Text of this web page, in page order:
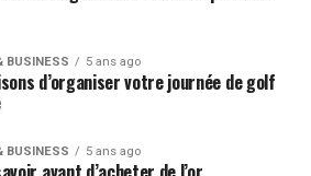
BUSINESS 5 ans ago
d’organiser votre journée de golf
BUSINESS 5 ans ago